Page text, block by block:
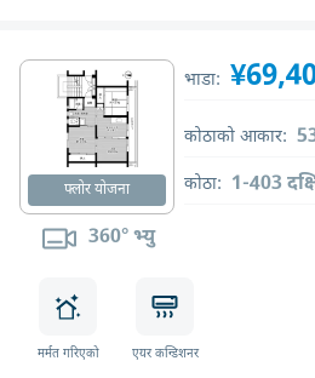
फ्लोर योजना
360° भ्यु
भाडा:
कोठाको आकार:
कोठा: 1-403
मर्मत गरिएको एयर कन्डिशनर